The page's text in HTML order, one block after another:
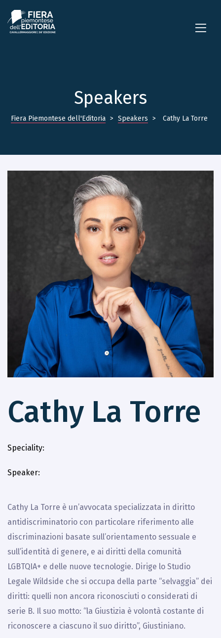
Speakers
Fiera Piemontese dell'Editoria > Speakers > Cathy La Torre
Cathy La Torre
Speciality
Speaker
Cathy La Torre è un’avvocata specializzata in diritto
antidiscriminatorio con particolare riferimento alle
discriminazioni basate sull’orientamento sessuale e
sull’identità di genere, e ai diritti della comunità
LGBTQIA+ e delle nuove tecnologie. Dirige lo Studio
Legale Wildside che si occupa della parte “selvaggia” dei
diritti: quelli non ancora riconosciuti o considerati di
serie B. Il suo motto: “la Giustizia è volontà costante di
riconoscere a ciascuno il suo diritto”, Giustiniano.